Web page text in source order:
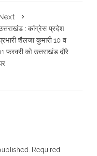
: कांग्रेस प्रदेश
शैलजा कुमारी 10 व
फरवरी को उत्तराखंड दौरे
Required